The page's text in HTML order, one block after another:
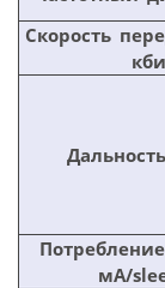
Скорость
мА/